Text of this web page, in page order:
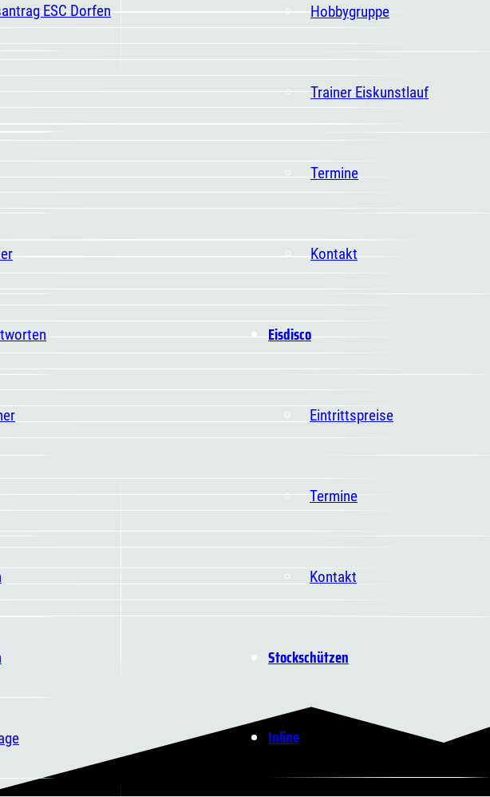
Hobbygruppe
Trainer Eiskunstlauf
Termine
Kontakt
Eisdisco
Eintrittspreise
Termine
Kontakt
Stockschützen
Inline
ESC Dorfen